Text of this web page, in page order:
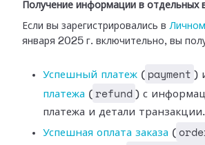
Получение информации в отдельных
Если вы зарегистрировались в Личном
января 2025 г. включительно, вы
Успешный платеж ( payment )
платежа ( refund ) с
платежа и детали транзакции.
Успешная оплата заказа (